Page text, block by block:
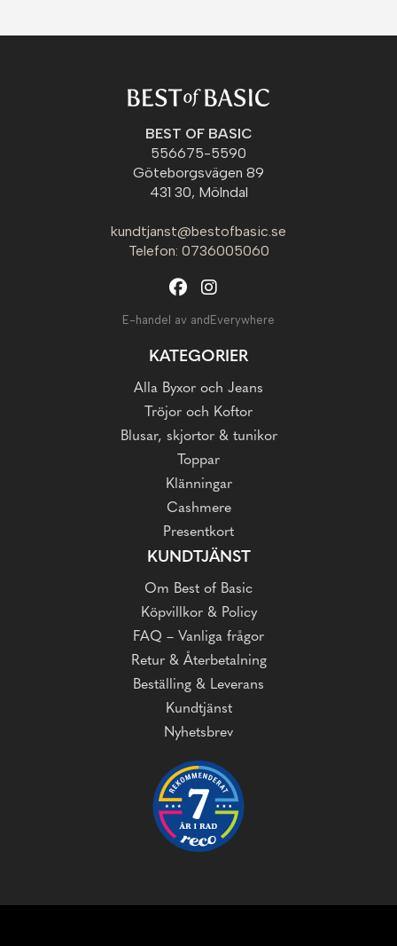
BEST OF BASIC
556675-5590
Göteborgsvägen 89
431 30, Mölndal
kundtjanst@bestofbasic.se
Telefon: 0736005060
E-handel av andEverywhere
KATEGORIER
Alla Byxor och Jeans
Tröjor och Koftor
Blusar, skjortor & tunikor
Toppar
Klänningar
Cashmere
Presentkort
KUNDTJÄNST
Om Best of Basic
Köpvillkor & Policy
FAQ – Vanliga frågor
Retur & Återbetalning
Beställing & Leverans
Kundtjänst
Nyhetsbrev